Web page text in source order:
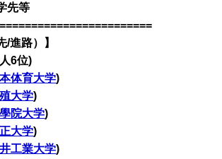
先等
/進路）】
6位)
体育大学)
大学)
院大学)
大学)
工業大学)